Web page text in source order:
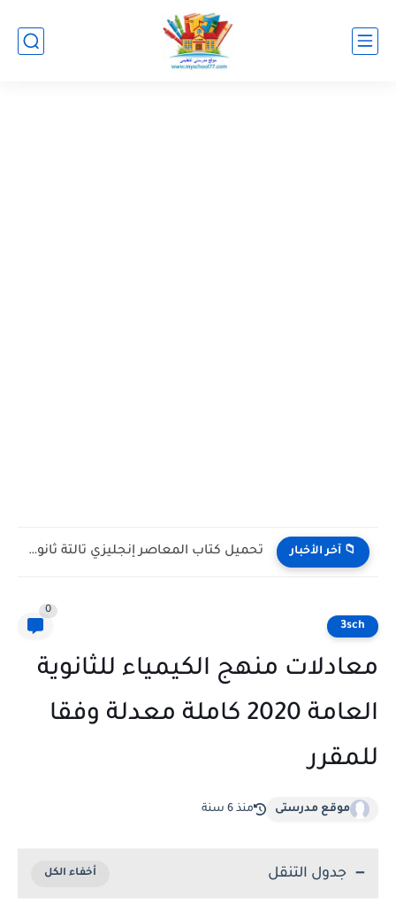
📁 آخر الأخبار تحميل كتاب المعاصر إنجليزي تالتة ثانوي ترم أول 2027...
3sch
0
معادلات منهج الكيمياء للثانوية
العامة 2020 كاملة معدلة وفقا
للمقرر
موقع مدرستى منذ 6 سنة
جدول التنقل